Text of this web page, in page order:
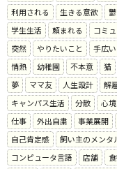
利用される
生きる意欲
学生生活
頼まれる コミ
突然
やりたいこと 手広い
情熱
幼稚園 不本意 猫
夢
ママ友 人生設計 解
キャンパス生活
分散 心
仕事
外出自粛 事業展開
自己肯定感
飼い主のメンタ
コンピュータ言語
店舗